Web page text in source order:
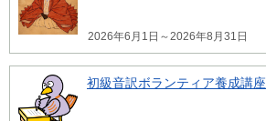
2026年6月1日～2026年8月31日
初級音訳ボランティア養成講座